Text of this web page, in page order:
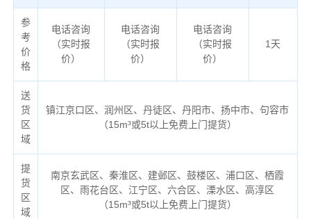
参
考
价
格
电话咨询
（实时报
价）
电话咨询
（实时报
价）
电话咨询
（实时报
价）
1天
送
货
区
域
镇江京口区、润州区、丹徒区、丹阳市、扬中市、句容市
（15m³或5t以上免费上门提货）
提
货
区
域
南京玄武区、秦淮区、建邺区、鼓楼区、浦口区、栖霞
区、雨花台区、江宁区、六合区、溧水区、高淳区
（15m³或5t以上免费上门提货）